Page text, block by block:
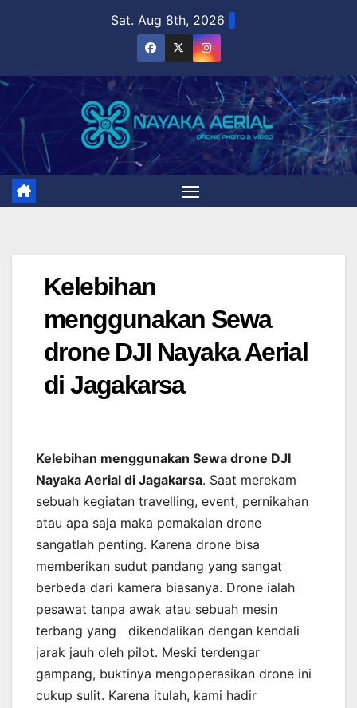
Sat. Aug 8th, 2026
Kelebihan
menggunakan Sewa
drone DJI Nayaka Aerial
di Jagakarsa
Kelebihan menggunakan Sewa drone DJI
Nayaka Aerial di Jagakarsa. Saat merekam
sebuah kegiatan travelling, event, pernikahan
atau apa saja maka pemakaian drone
sangatlah penting. Karena drone bisa
memberikan sudut pandang yang sangat
berbeda dari kamera biasanya. Drone ialah
pesawat tanpa awak atau sebuah mesin
terbang yang dikendalikan dengan kendali
jarak jauh oleh pilot. Meski terdengar
gampang, buktinya mengoperasikan drone ini
cukup sulit. Karena itulah, kami hadir